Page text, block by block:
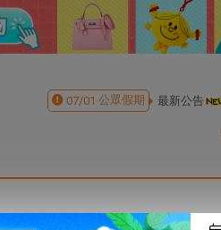
07/01 公眾假期 最新公告